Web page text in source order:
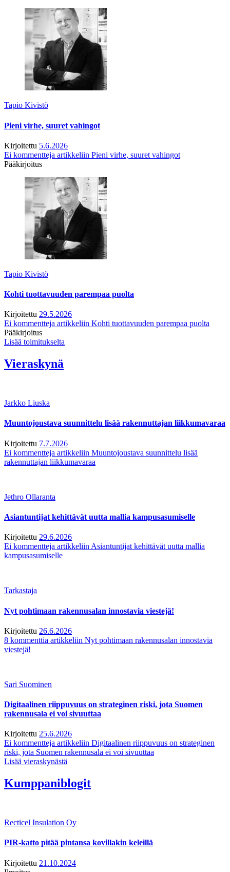
Tapio Kivistö
Pieni virhe, suuret vahingot
Kirjoitettu 5.6.2026
Ei kommentteja artikkeliin Pieni virhe, suuret vahingot
Pääkirjoitus
Tapio Kivistö
Kohti tuottavuuden parempaa puolta
Kirjoitettu 29.5.2026
Ei kommentteja artikkeliin Kohti tuottavuuden parempaa puolta
Pääkirjoitus
Lisää toimitukselta
Vieraskynä
Jarkko Liuska
Muuntojoustava suunnittelu lisää rakennuttajan liikkumavaraa
Kirjoitettu 7.7.2026
Ei kommentteja artikkeliin Muuntojoustava suunnittelu lisää
rakennuttajan liikkumavaraa
Jethro Ollaranta
Asiantuntijat kehittävät uutta mallia kampusasumiselle
Kirjoitettu 29.6.2026
Ei kommentteja artikkeliin Asiantuntijat kehittävät uutta mallia
kampusasumiselle
Tarkastaja
Nyt pohtimaan rakennusalan innostavia viestejä!
Kirjoitettu 26.6.2026
8 kommenttia artikkeliin Nyt pohtimaan rakennusalan innostavia
viestejä!
Sari Suominen
Digitaalinen riippuvuus on strateginen riski, jota Suomen
rakennusala ei voi sivuuttaa
Kirjoitettu 25.6.2026
Ei kommentteja artikkeliin Digitaalinen riippuvuus on strateginen
riski, jota Suomen rakennusala ei voi sivuuttaa
Lisää vieraskynästä
Kumppaniblogit
Recticel Insulation Oy
PIR-katto pitää pintansa kovillakin keleillä
Kirjoitettu 21.10.2024